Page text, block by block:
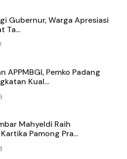
Gubernur, Warga Apresiasi
Ta...
APPMBGI, Pemko Padang
Kual...
Mahyeldi Raih
Pamong Pra...